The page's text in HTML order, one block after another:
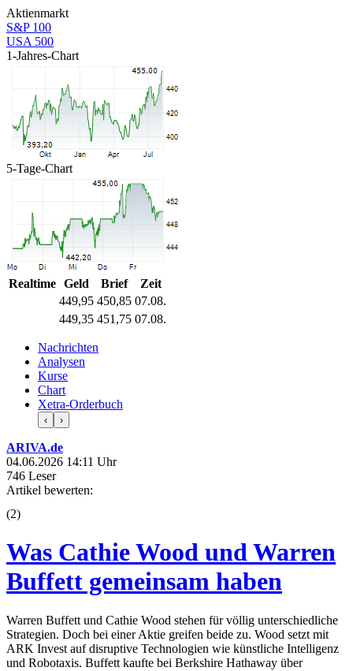
Aktienmarkt
S&P 100
USA 500
1-Jahres-Chart
5-Tage-Chart
Realtime Geld Brief
Zeit
449,95 450,85 07.08.
449,35 451,75 07.08.
Nachrichten
Analysen
Kurse
Chart
Xetra-Orderbuch
‹ ›
ARIVA.de
04.06.2026 14:11 Uhr
746 Leser
Artikel bewerten:
(2)
Was Cathie Wood und Warren
Buffett gemeinsam haben
Warren Buffett und Cathie Wood stehen für völlig unterschiedliche
Strategien. Doch bei einer Aktie greifen beide zu. Wood setzt mit
ARK Invest auf disruptive Technologien wie künstliche Intelligenz
und Robotaxis. Buffett kaufte bei Berkshire Hathaway über